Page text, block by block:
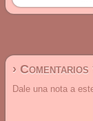
›
Dale una nota a